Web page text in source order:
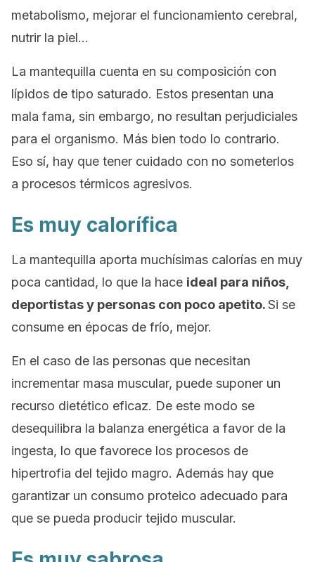
metabolismo, mejorar el funcionamiento cerebral,
nutrir la piel…
La mantequilla cuenta en su composición con
lípidos de tipo saturado. Estos presentan una
mala fama, sin embargo, no resultan perjudiciales
para el organismo. Más bien todo lo contrario.
Eso sí, hay que tener cuidado con no someterlos
a procesos térmicos agresivos.
Es muy calorífica
La mantequilla aporta muchísimas calorías en muy
poca cantidad, lo que la hace ideal para niños,
deportistas y personas con poco apetito.Si se
consume en épocas de frío, mejor.
En el caso de las personas que necesitan
incrementar masa muscular, puede suponer un
recurso dietético eficaz. De este modo se
desequilibra la balanza energética a favor de la
ingesta, lo que favorece los procesos de
hipertrofia del tejido magro. Además hay que
garantizar un consumo proteico adecuado para
que se pueda producir tejido muscular.